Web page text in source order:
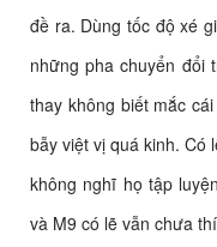
đề ra. Dùng tốc độ xé
những pha chuyển đổi
thay không biết mắc
bẫy việt vị quá kinh. Có
không nghĩ họ tập
và M9 có lẽ vẫn chưa